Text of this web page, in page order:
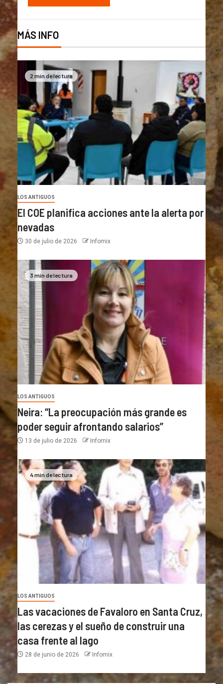
MÁS INFO
2 min de lectura
LOS ANTIGUOS
El COE planifica acciones ante la alerta por
nevadas
30 de julio de 2026 Infomix
3 min de lectura
LOS ANTIGUOS
Neira: “La preocupación más grande es
poder seguir afrontando salarios”
13 de julio de 2026 Infomix
4 min de lectura
LOS ANTIGUOS
Las vacaciones de Favaloro en Santa Cruz,
las cerezas y el sueño de construir una
casa frente al lago
28 de junio de 2026 Infomix